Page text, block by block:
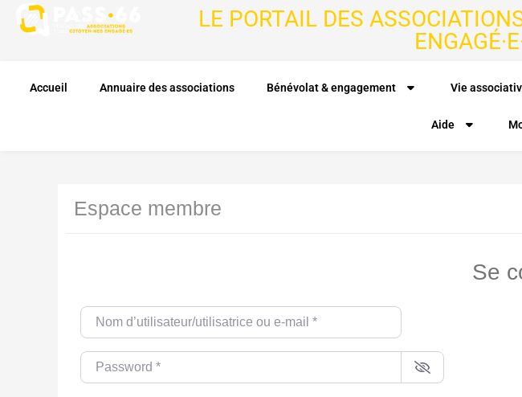
LE PORTAIL DES
Accueil Annuaire des associations Bénévolat & engagement Vie
Aide
Espace membre
Se
Nom d’utilisateur/utilisatrice ou e-mail
Password